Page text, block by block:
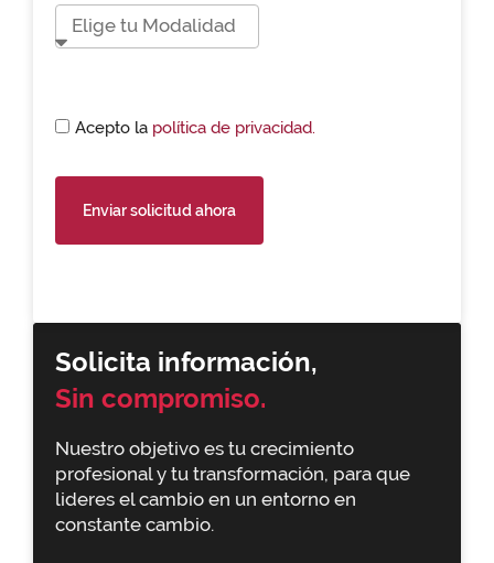
Solicita información,
Sin compromiso.
Nuestro objetivo es tu crecimiento
profesional y tu transformación, para que
lideres el cambio en un entorno en
constante cambio.
Acepto la política de privacidad.
Enviar solicitud ahora